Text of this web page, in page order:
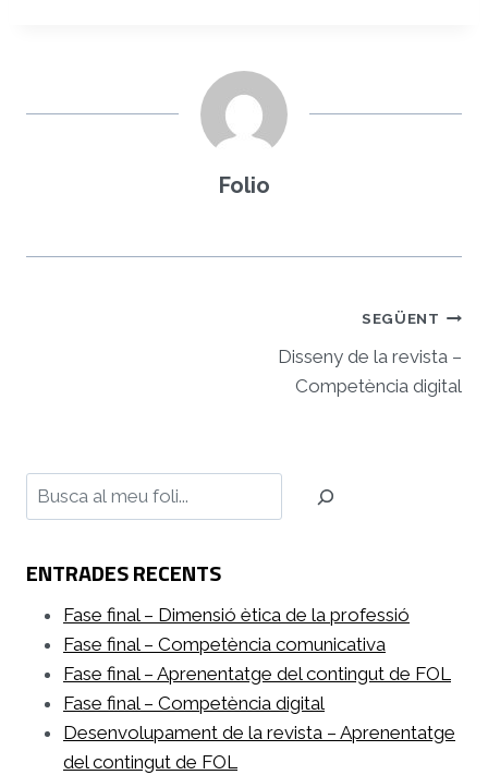
Folio
SEGÜENT
Disseny de la revista –
Competència digital
Cerca
ENTRADES RECENTS
Fase final – Dimensió ètica de la professió
Fase final – Competència comunicativa
Fase final – Aprenentatge del contingut de FOL
Fase final – Competència digital
Desenvolupament de la revista – Aprenentatge
del contingut de FOL